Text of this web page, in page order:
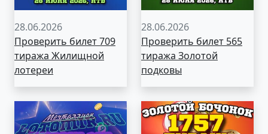
28.06.2026
Проверить билет 709
тиража Жилищной
лотереи
28.06.2026
Проверить билет 565
тиража Золотой
подковы